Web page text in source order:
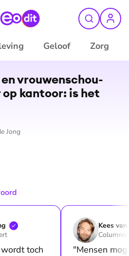
Geloof Zorg
©
vrou­wen­schou­
kantoor: is het
Jong
toch
Kees van
"Mensen